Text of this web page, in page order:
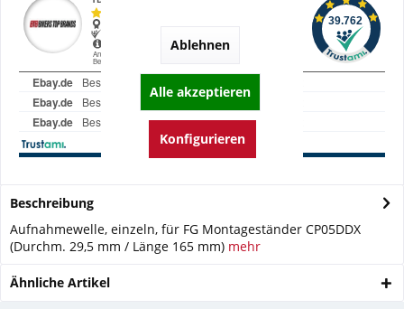
Beschreibung
Aufnahmewelle, einzeln, für FG Montageständer CP05DDX
(Durchm. 29,5 mm / Länge 165 mm) mehr
Ähnliche Artikel
Ablehnen
Alle akzeptieren
Konfigurieren